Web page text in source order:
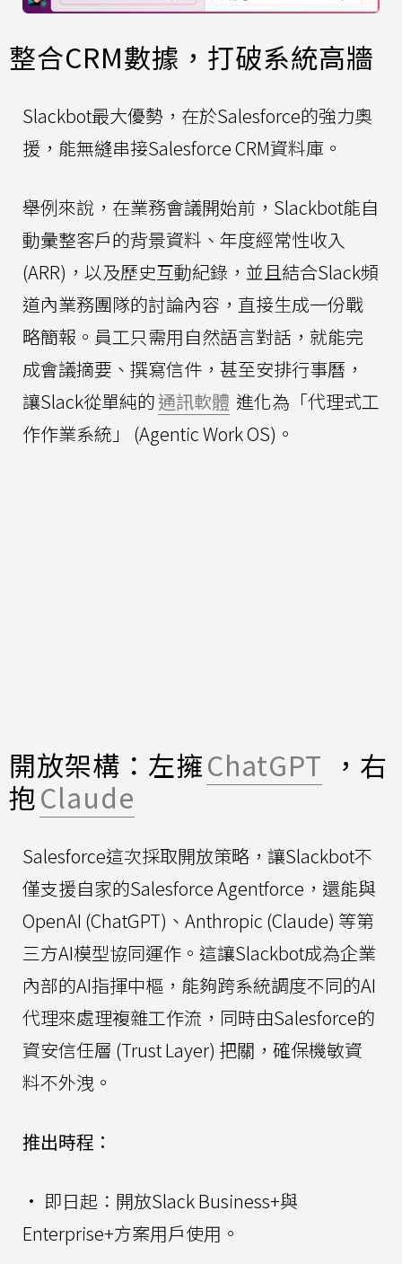
整合CRM數據，打破系統高牆
Slackbot最大優勢，在於Salesforce的強力奧
援，能無縫串接Salesforce CRM資料庫。
舉例來說，在業務會議開始前，Slackbot能自
動彙整客戶的背景資料、年度經常性收入
(ARR)，以及歷史互動紀錄，並且結合Slack頻
道內業務團隊的討論內容，直接生成一份戰
略簡報。員工只需用自然語言對話，就能完
成會議摘要、撰寫信件，甚至安排行事曆，
讓Slack從單純的通訊軟體 進化為「代理式工
作作業系統」 (Agentic Work OS)。
開放架構：左擁ChatGPT ，右
抱Claude
Salesforce這次採取開放策略，讓Slackbot不
僅支援自家的Salesforce Agentforce，還能與
OpenAI (ChatGPT)、Anthropic (Claude) 等第
三方AI模型協同運作。這讓Slackbot成為企業
內部的AI指揮中樞，能夠跨系統調度不同的AI
代理來處理複雜工作流，同時由Salesforce的
資安信任層 (Trust Layer) 把關，確保機敏資
料不外洩。
推出時程：
• 即日起：開放Slack Business+與
Enterprise+方案用戶使用。